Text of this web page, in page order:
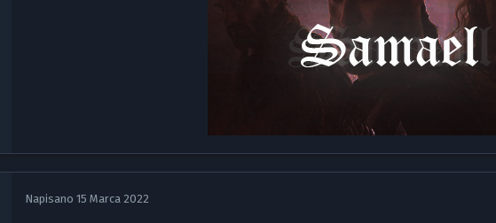
Napisano15 Marca 2022